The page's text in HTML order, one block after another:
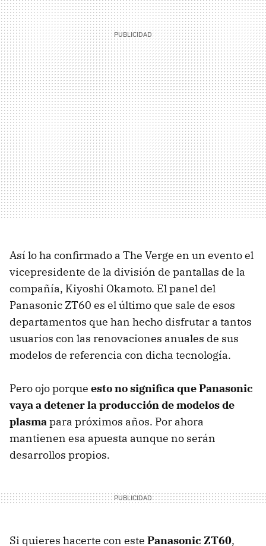
Así lo ha confirmado a The Verge en un evento el
vicepresidente de la división de pantallas de la
compañía, Kiyoshi Okamoto. El panel del
Panasonic ZT60 es el último que sale de esos
departamentos que han hecho disfrutar a tantos
usuarios con las renovaciones anuales de sus
modelos de referencia con dicha tecnología.
Pero ojo porque esto no significa que Panasonic
vaya a detener la producción de modelos de
plasma para próximos años. Por ahora
mantienen esa apuesta aunque no serán
desarrollos propios.
Si quieres hacerte con este Panasonic ZT60,